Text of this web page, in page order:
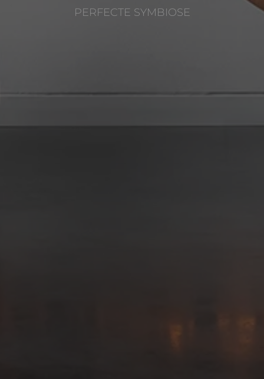
PERFECTE SYMBIOSE